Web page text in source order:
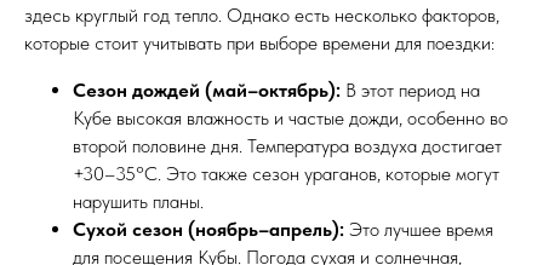
здесь круглый год тепло. Однако есть несколько факторов,
которые стоит учитывать при выборе времени для поездки:
Сезон дождей (май–октябрь): В этот период на
Кубе высокая влажность и частые дожди, особенно во
второй половине дня. Температура воздуха достигает
+30–35°C. Это также сезон ураганов, которые могут
нарушить планы.
Сухой сезон (ноябрь–апрель): Это лучшее время
для посещения Кубы. Погода сухая и солнечная,